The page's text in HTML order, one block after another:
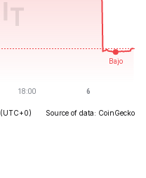
(UTC+0) Source of data: CoinGecko